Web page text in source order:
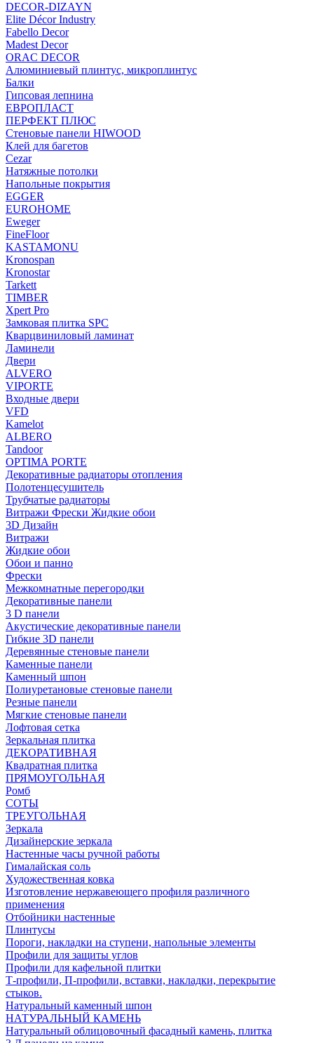
DECOR-DIZAYN
Elite Décor Industry
Fabello Decor
Madest Decor
ORAC DECOR
Алюминиевый плинтус, микроплинтус
Балки
Гипсовая лепнина
ЕВРОПЛАСТ
ПЕРФЕКТ ПЛЮС
Стеновые панели HIWOOD
Клей для багетов
Cezar
Натяжные потолки
Напольные покрытия
EGGER
EUROHOME
Eweger
FineFloor
KASTAMONU
Kronospan
Kronostar
Tarkett
TIMBER
Xpert Pro
Замковая плитка SPC
Кварцвиниловый ламинат
Ламинели
Двери
ALVERO
VIPORTE
Входные двери
VFD
Kamelot
ALBERO
Tandoor
OPTIMA PORTE
Декоративные радиаторы отопления
Полотенцесушитель
Трубчатые радиаторы
Витражи Фрески Жидкие обои
3D Дизайн
Витражи
Жидкие обои
Обои и панно
Фрески
Межкомнатные перегородки
Декоративные панели
3 D панели
Акустические декоративные панели
Гибкие 3D панели
Деревянные стеновые панели
Каменные панели
Каменный шпон
Полиуретановые стеновые панели
Резные панели
Мягкие стеновые панели
Лофтовая сетка
Зеркальная плитка
ДЕКОРАТИВНАЯ
Квадратная плитка
ПРЯМОУГОЛЬНАЯ
Ромб
СОТЫ
ТРЕУГОЛЬНАЯ
Зеркала
Дизайнерские зеркала
Настенные часы ручной работы
Гималайская соль
Художественная ковка
Изготовление нержавеющего профиля различного
применения
Отбойники настенные
Плинтусы
Пороги, накладки на ступени, напольные элементы
Профили для защиты углов
Профили для кафельной плитки
Т-профили, П-профили, вставки, накладки, перекрытие
стыков.
Натуральный каменный шпон
НАТУРАЛЬНЫЙ КАМЕНЬ
Натуральный облицовочный фасадный камень, плитка